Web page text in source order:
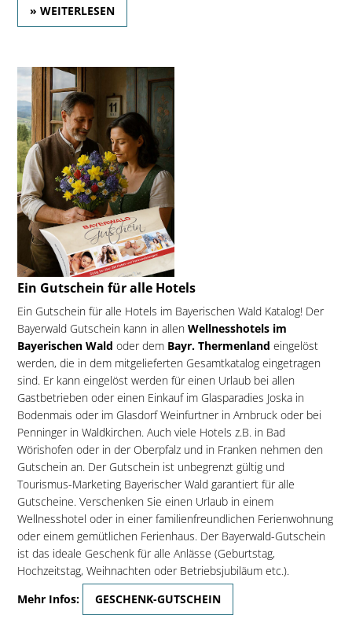
» WEITERLESEN
Ein Gutschein für alle Hotels
Ein Gutschein für alle Hotels im Bayerischen Wald Katalog! Der
Bayerwald Gutschein kann in allen Wellnesshotels im
Bayerischen Wald oder dem Bayr. Thermenland eingelöst
werden, die in dem mitgelieferten Gesamtkatalog eingetragen
sind. Er kann eingelöst werden für einen Urlaub bei allen
Gastbetrieben oder einen Einkauf im Glasparadies Joska in
Bodenmais oder im Glasdorf Weinfurtner in Arnbruck oder bei
Penninger in Waldkirchen. Auch viele Hotels z.B. in Bad
Wörishofen oder in der Oberpfalz und in Franken nehmen den
Gutschein an. Der Gutschein ist unbegrenzt gültig und
Tourismus-Marketing Bayerischer Wald garantiert für alle
Gutscheine. Verschenken Sie einen Urlaub in einem
Wellnesshotel oder in einer familienfreundlichen Ferienwohnung
oder einem gemütlichen Ferienhaus. Der Bayerwald-Gutschein
ist das ideale Geschenk für alle Anlässe (Geburtstag,
Hochzeitstag, Weihnachten oder Betriebsjubiläum etc.).
Mehr Infos:
GESCHENK-GUTSCHEIN